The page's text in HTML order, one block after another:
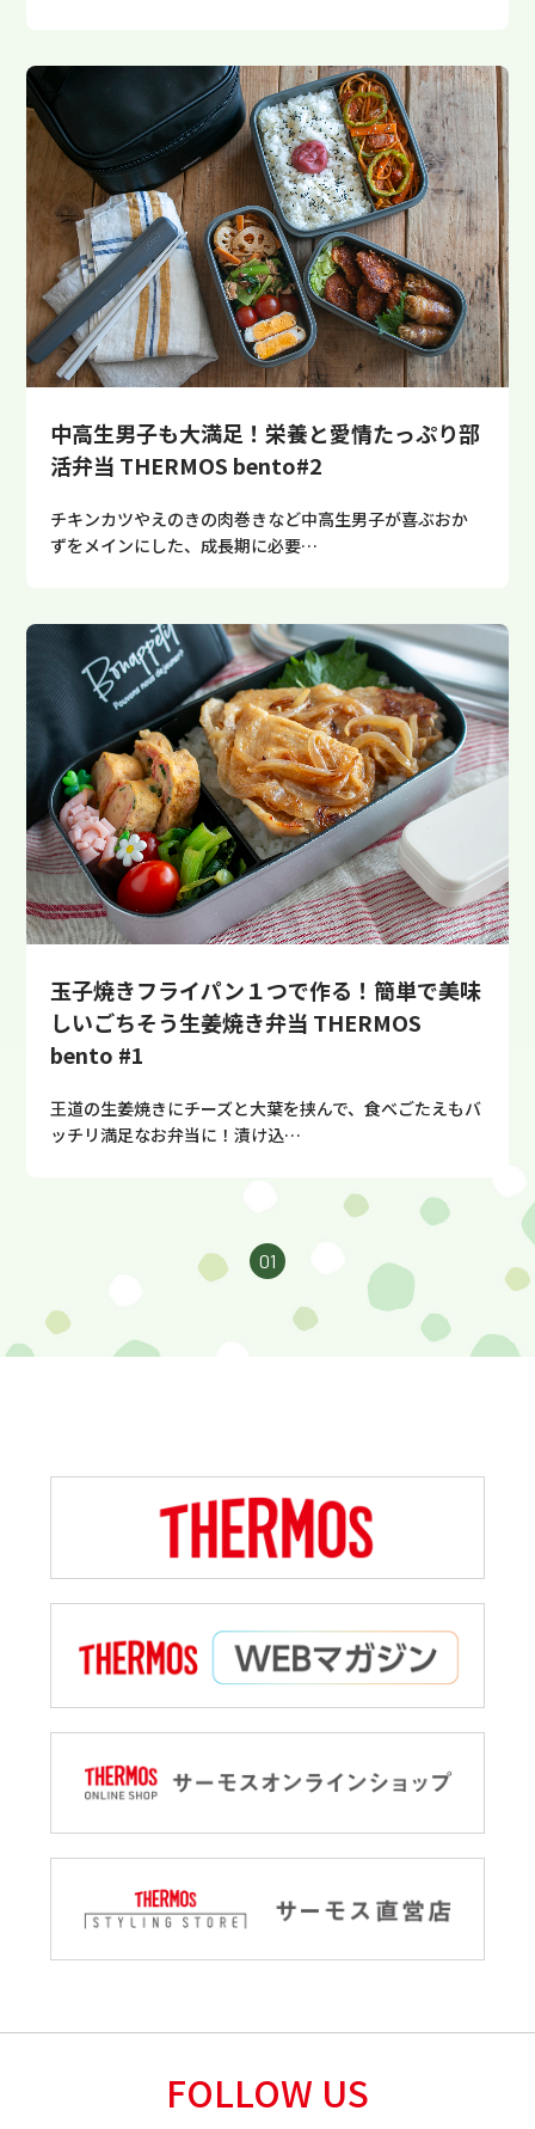
中高生男子も大満足！栄養と愛情たっぷり部
活弁当 THERMOS bento#2
チキンカツやえのきの肉巻きなど中高生男子が喜ぶおか
ずをメインにした、成長期に必要…
玉子焼きフライパン１つで作る！簡単で美味
しいごちそう生姜焼き弁当 THERMOS
bento #1
王道の生姜焼きにチーズと大葉を挟んで、食べごたえもバ
ッチリ満足なお弁当に！漬け込…
01
FOLLOW US